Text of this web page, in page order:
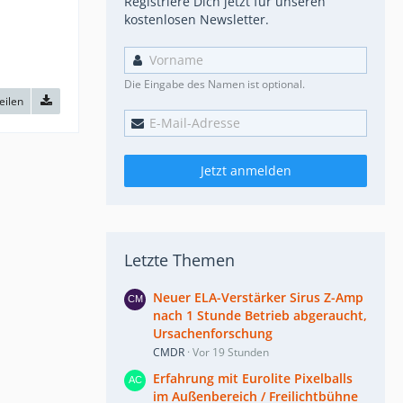
kostenlosen Newsletter.
Die Eingabe des Namen ist optional.
Jetzt anmelden
Letzte Themen
Neuer ELA-Verstärker Sirus Z-Amp
nach 1 Stunde Betrieb abgeraucht,
Ursachenforschung
CMDR Vor 19 Stunden
Erfahrung mit Eurolite Pixelballs
im Außenbereich / Freilichtbühne